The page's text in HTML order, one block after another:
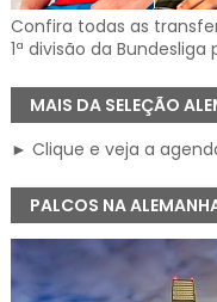
Confira todas as
1ª divisão da
MAIS DA SELEÇÃO
► Clique e veja a
PALCOS NA